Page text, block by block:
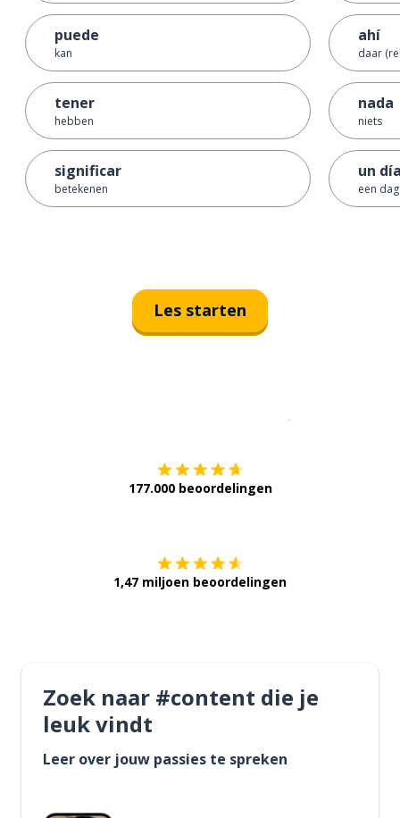
puede
kan
tener
hebben
significar
betekenen
ahí
daar
nada
niets
un
een dag
Les starten
177.000 beoordelingen
1,47 miljoen beoordelingen
Zoek naar #content die je
leuk vindt
Leer over jouw passies te spreken